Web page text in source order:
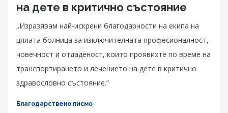
на дете в критично състояние
„Изразявам най-искрени благодарности на екипа на
цялата болница за изключителната професионалност,
човечност и отдаденост, които проявихте по време на
транспортирането и лечението на дете в критично
здравословно състояние.“
Благодарствено писмо